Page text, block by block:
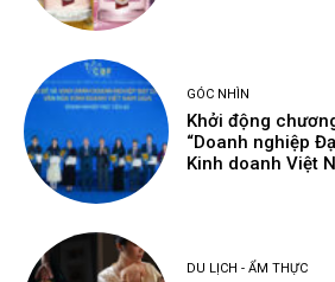
GÓC NHÌN
Khởi động
“Doanh nghiệp
Kinh doanh Việt
DU LỊCH - ẨM THỰC